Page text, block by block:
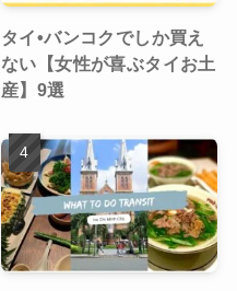
タイ•バンコクでしか買え
ない【女性が喜ぶタイお土
産】9選